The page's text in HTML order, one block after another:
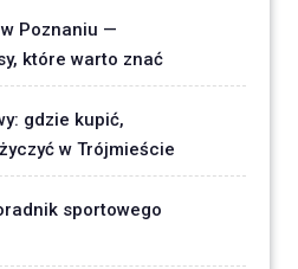
Poznaniu —
które warto znać
gdzie kupić,
w Trójmieście
sportowego